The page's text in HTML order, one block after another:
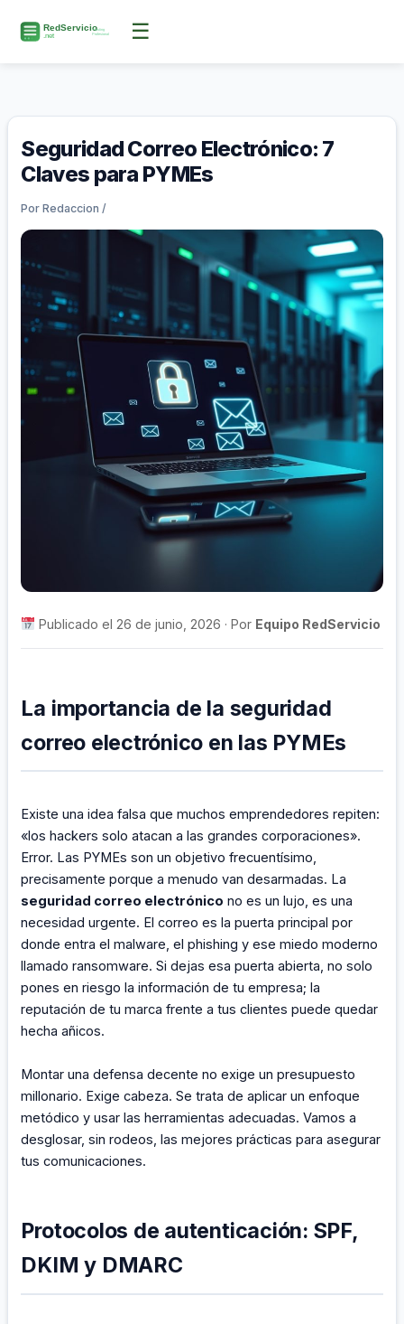
☰
Seguridad Correo Electrónico: 7
Claves para PYMEs
PorRedaccion/
Publicado el 26 de junio, 2026 · Por Equipo RedServicio
La importancia de la seguridad
correo electrónico en las PYMEs
Existe una idea falsa que muchos emprendedores repiten:
«los hackers solo atacan a las grandes corporaciones».
Error. Las PYMEs son un objetivo frecuentísimo,
precisamente porque a menudo van desarmadas. La
seguridad correo electrónico no es un lujo, es una
necesidad urgente. El correo es la puerta principal por
donde entra el malware, el phishing y ese miedo moderno
llamado ransomware. Si dejas esa puerta abierta, no solo
pones en riesgo la información de tu empresa; la
reputación de tu marca frente a tus clientes puede quedar
hecha añicos.
Montar una defensa decente no exige un presupuesto
millonario. Exige cabeza. Se trata de aplicar un enfoque
metódico y usar las herramientas adecuadas. Vamos a
desglosar, sin rodeos, las mejores prácticas para asegurar
tus comunicaciones.
Protocolos de autenticación: SPF,
DKIM y DMARC